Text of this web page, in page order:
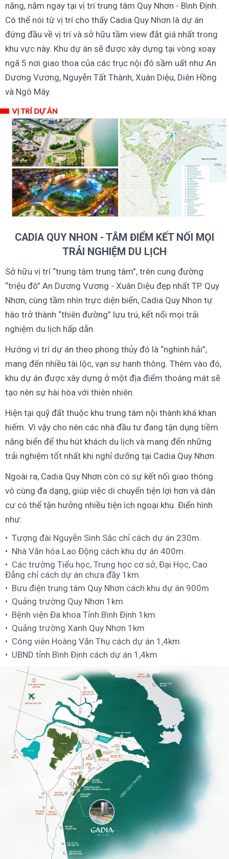
năng, nằm ngay tại vị trí trung tâm Quy Nhơn - Bình Định.
Có thể nói từ vị trí cho thấy Cadia Quy Nhơn là dự án
đứng đầu về vị trí và sở hữu tầm view đắt giá nhất trong
khu vực này. Khu dự án sẽ được xây dựng tại vòng xoay
ngã 5 nơi giao thoa của các trục nội đô sầm uất như An
Dương Vương, Nguyễn Tất Thành, Xuân Diệu, Diên Hồng
và Ngô Mây.
CADIA QUY NHON - TÂM ĐIỂM KẾT NỐI MỌI
TRẢI NGHIỆM DU LỊCH
Sở hữu vị trí “trung tâm trung tâm”, trên cung đường
“triệu đô” An Dương Vương - Xuân Diệu đẹp nhất TP. Quy
Nhơn, cùng tầm nhìn trực diện biển, Cadia Quy Nhon tự
hào trở thành “thiên đường” lưu trú, kết nối mọi trải
nghiệm du lịch hấp dẫn.
Hướng vị trí dự án theo phong thủy đó là “nghinh hải”,
mang đến nhiều tài lộc, vạn sự hanh thông. Thêm vào đó,
khu dự án được xây dựng ở một địa điểm thoáng mát sẽ
tạo nên sự hài hòa với thiên nhiên.
Hiện tại quỹ đất thuộc khu trung tâm nội thành khá khan
hiếm. Vì vậy cho nên các nhà đầu tư đang tận dụng tiềm
năng biển để thu hút khách du lịch và mang đến những
trải nghiệm tốt nhất khi nghỉ dưỡng tại Cadia Quy Nhơn.
Ngoài ra, Cadia Quy Nhơn còn có sự kết nối giao thông
vô cùng đa dạng, giúp việc di chuyển tiện lợi hơn và dân
cư có thể tận hưởng nhiều tiện ích ngoại khu. Điển hình
như:
Tượng đài Nguyễn Sinh Sắc chỉ cách dự án 230m.
Nhà Văn hóa Lao Động cách khu dự án 400m.
Các trường Tiểu học, Trung học cơ sở, Đại Học, Cao
Đẳng chỉ cách dự án chưa đầy 1km.
Bưu điện trung tâm Quy Nhơn cách khu dự án 900m
Quảng trường Quy Nhơn 1km
Bệnh viện Đa khoa Tỉnh Bình Định 1km
Quảng trường Xanh Quy Nhơn 1km
Công viên Hoàng Văn Thụ cách dự án 1,4km
UBND tỉnh Bình Định cách dự án 1,4km